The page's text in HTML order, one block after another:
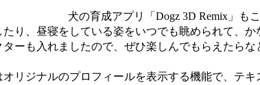
犬の育成アプリ「Dogz 3D Remix」も
たり、昼寝をしている姿をいつでも眺められて、
ーも入れましたので、ぜひ楽しんでもらえたらな
リジナルのプロフィールを表示する機能で、テ